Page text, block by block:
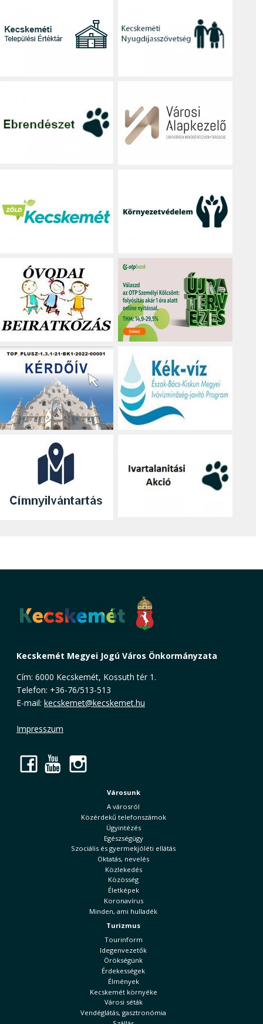
Kecskemét Megyei Jogú Város Önkormányzata
Cím: 6000 Kecskemét, Kossuth tér 1.
Telefon: +36-76/513-513
E-mail: kecskemet@kecskemet.hu
Impresszum
Facebook
YouTube
Városunk
A városról
Közérdekű telefonszámok
Ügyintézés
Egészségügy
Szociális és gyermekjóléti ellátás
Oktatás, nevelés
Közlekedés
Közösség
Életképek
Koronavírus
Minden, ami hulladék
Turizmus
Tourinform
Idegenvezetők
Örökségünk
Érdekességek
Élmények
Kecskemét környéke
Városi séták
Vendéglátás, gasztronómia